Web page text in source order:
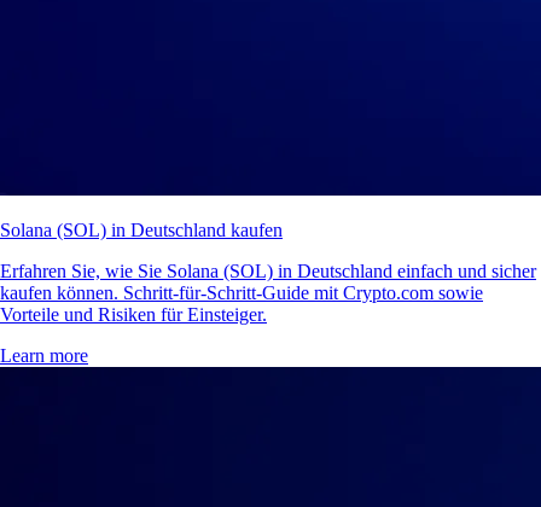
Solana (SOL) in Deutschland kaufen
Erfahren Sie, wie Sie Solana (SOL) in Deutschland einfach und sicher
kaufen können. Schritt-für-Schritt-Guide mit Crypto.com sowie
Vorteile und Risiken für Einsteiger.
Learn more